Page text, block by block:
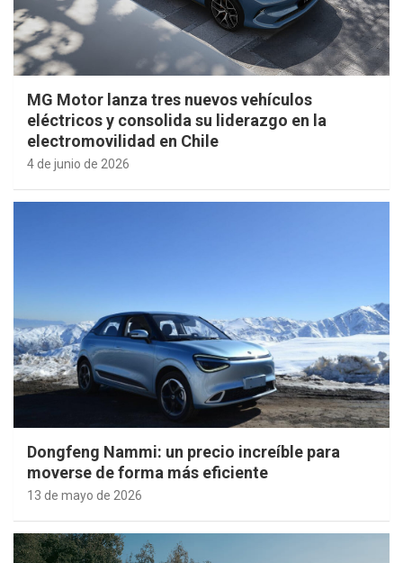
MG Motor lanza tres nuevos vehículos
eléctricos y consolida su liderazgo en la
electromovilidad en Chile
4 de junio de 2026
Dongfeng Nammi: un precio increíble para
moverse de forma más eficiente
13 de mayo de 2026